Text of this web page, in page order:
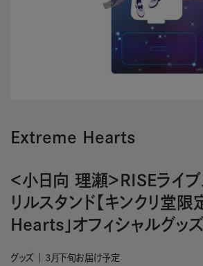
Extreme Hearts
＜小日向 理瀬＞RISEライ
リルスタンド【キンクリ堂
Hearts」オフィシャルグッズ
グッズ 3月下旬お届け予定